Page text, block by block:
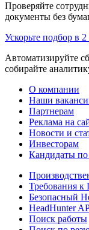
Проверяйте
документы без
Ускорьте подбор в
Автоматизируйте
собирайте
О компании
Наши
Партнерам
Реклама на
Новости и
Инвесторам
Кандидаты
Требования
Безопасный
HeadHunter
Поиск работы